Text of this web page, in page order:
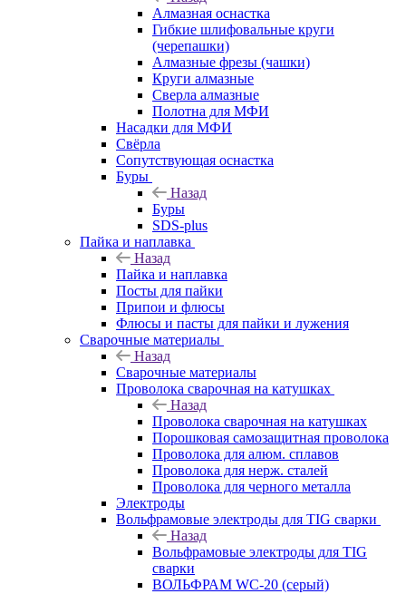
Алмазная оснастка
Гибкие шлифовальные круги
(черепашки)
Алмазные фрезы (чашки)
Круги алмазные
Сверла алмазные
Полотна для МФИ
Насадки для МФИ
Свёрла
Сопутствующая оснастка
Буры
Назад
Буры
SDS-plus
Пайка и наплавка
Назад
Пайка и наплавка
Посты для пайки
Припои и флюсы
Флюсы и пасты для пайки и лужения
Сварочные материалы
Назад
Сварочные материалы
Проволока сварочная на катушках
Назад
Проволока сварочная на катушках
Порошковая самозащитная проволока
Проволока для алюм. сплавов
Проволока для нерж. сталей
Проволока для черного металла
Электроды
Вольфрамовые электроды для TIG сварки
Назад
Вольфрамовые электроды для TIG
сварки
ВОЛЬФРАМ WC-20 (серый)